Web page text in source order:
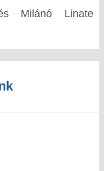
Milánó Linate